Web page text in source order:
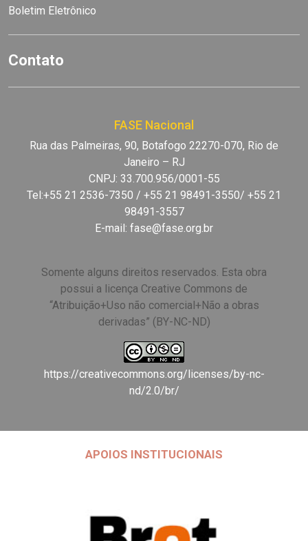
Boletim Eletrônico
Contato
FASE Nacional
Rua das Palmeiras, 90, Botafogo 22270-070, Rio de
Janeiro – RJ
CNPJ: 33.700.956/0001-55
Tel:+55 21 2536-7350 / +55 21 98491-3550/ +55 21
98491-3557
E-mail: fase@fase.org.br
Somente alguns direitos reservados. Esta obra
possui a licença Creative Commons de
“Atribuição+Uso não comercial+Não a obras
derivadas” (BY-NC-ND)
https://creativecommons.org/licenses/by-nc-
nd/2.0/br/
APOIOS INSTITUCIONAIS